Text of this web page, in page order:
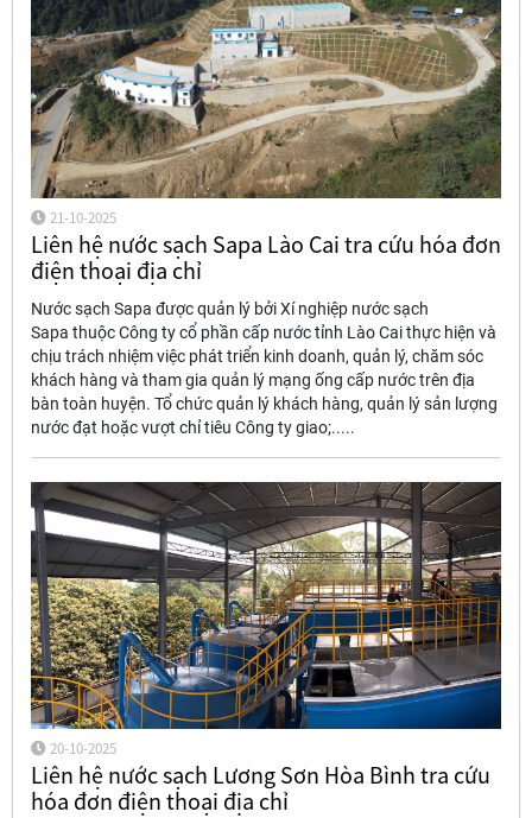
21-10-2025
Liên hệ nước sạch Sapa Lào Cai tra cứu hóa đơn
điện thoại địa chỉ
Nước sạch Sapa được quản lý bởi Xí nghiệp nước sạch
Sapa thuộc Công ty cổ phần cấp nước tỉnh Lào Cai thực hiện và
chịu trách nhiệm việc phát triển kinh doanh, quản lý, chăm sóc
khách hàng và tham gia quản lý mạng ống cấp nước trên địa
bàn toàn huyện. Tổ chức quản lý khách hàng, quản lý sản lượng
nước đạt hoặc vượt chỉ tiêu Công ty giao;.....
20-10-2025
Liên hệ nước sạch Lương Sơn Hòa Bình tra cứu
hóa đơn điện thoại địa chỉ